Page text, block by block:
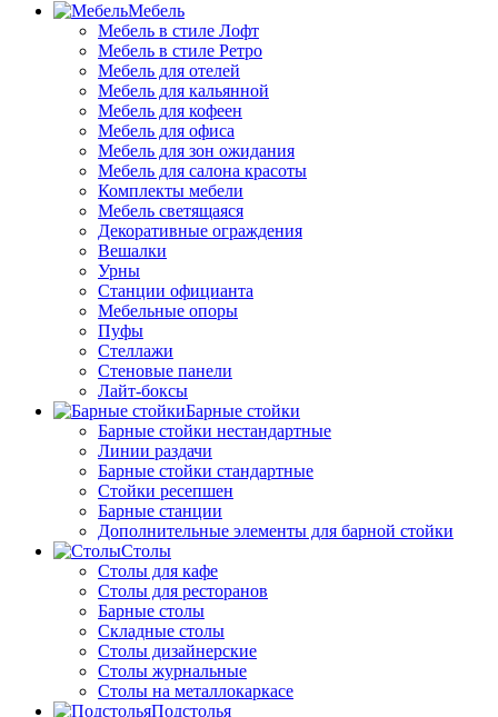
Мебель
Мебель в стиле Лофт
Мебель в стиле Ретро
Мебель для отелей
Мебель для кальянной
Мебель для кофеен
Мебель для офиса
Мебель для зон ожидания
Мебель для салона красоты
Комплекты мебели
Мебель светящаяся
Декоративные ограждения
Вешалки
Урны
Станции официанта
Мебельные опоры
Пуфы
Стеллажи
Стеновые панели
Лайт-боксы
Барные стойки
Барные стойки нестандартные
Линии раздачи
Барные стойки стандартные
Стойки ресепшен
Барные станции
Дополнительные элементы для барной стойки
Столы
Столы для кафе
Столы для ресторанов
Барные столы
Складные столы
Столы дизайнерские
Столы журнальные
Столы на металлокаркасе
Подстолья